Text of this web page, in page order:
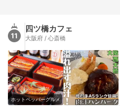
11
四ツ橋カフェ
大阪府 / 心斎橋
ホットペッパーグルメ